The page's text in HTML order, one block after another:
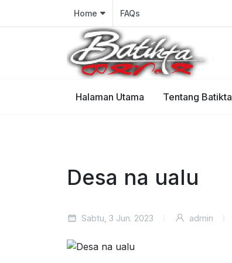
Home FAQs
Halaman Utama Tentang Batikta
Desa na ualu
Sabtu, 3 Jun. 2023 admin